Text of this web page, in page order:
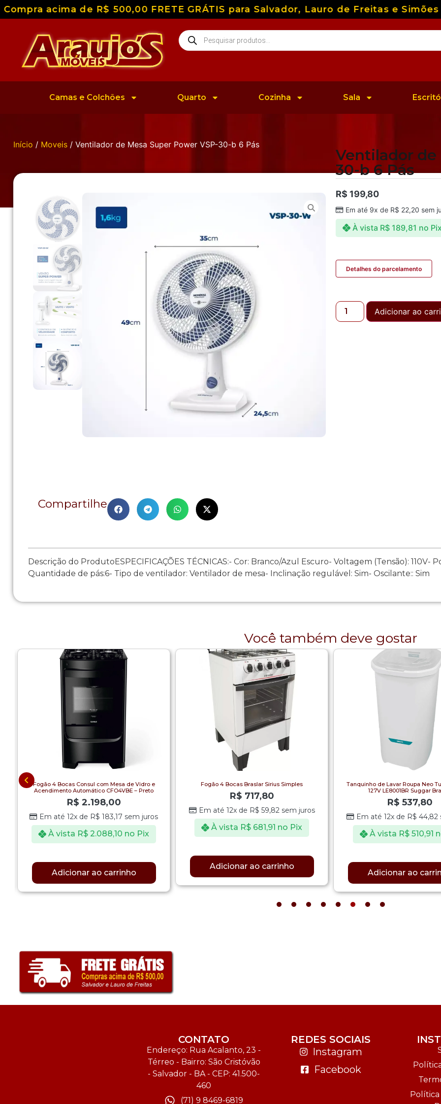
acima de R$ 500,00 FRETE GRÁTIS para Salvador, Lauro de Freitas e
Camas e Colchões Quarto Cozinha Sala
Início / Moveis / Ventilador de Mesa Super Power VSP-30-b 6 Pás
Compartilhe
Ventilador de
30-b 6 Pás
R$ 199,80
Em até 9x de R$ 22,20 sem
À vista R$189,81 no Pix
Detalhes do parcelamento
Adicionar ao
Descrição do ProdutoESPECIFICAÇÕES TÉCNICAS:- Cor: Branco/Azul Escuro- Voltagem (Tensão):
Quantidade de pás:6- Tipo de ventilador: Ventilador de mesa- Inclinação regulável: Sim- Oscilante:: Sim
Você também deve gostar
Fogão 4 Bocas Consul com Mesa de Vidro e
Acendimento Automático CFO4VBE – Preto
R$ 2.198,00
Em até 12x de R$ 183,17 sem juros
À vista R$ 2.088,10 no Pix
Adicionar ao carrinho
Fogão 4 Bocas Braslar Sirius Simples
R$ 717,80
Em até 12x de R$ 59,82sem juros
À vista R$ 681,91 no Pix
Adicionar ao carrinho
Tanquinho de Lavar Roupa Neo
127V LE8001BR Suggar
R$ 537,80
Em até 12x de R$ 44,82
À vista R$510,91
Adicionar ao
CONTATO
Endereço: Rua Acalanto, 23 -
Térreo - Bairro: São Cristóvão
- Salvador - BA - CEP: 41.500-
460
(71) 9 8469-6819
REDES SOCIAIS
Instagram
Facebook